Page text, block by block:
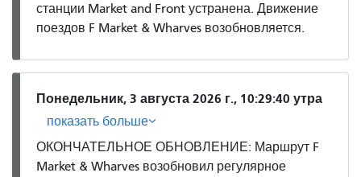
станции Market and Front устранена. Движение
поездов F Market & Wharves возобновляется.
Понедельник, 3 августа 2026 г., 10:29:40 утра
показать больше
ОКОНЧАТЕЛЬНОЕ ОБНОВЛЕНИЕ: Маршрут F
Market & Wharves возобновил регулярное